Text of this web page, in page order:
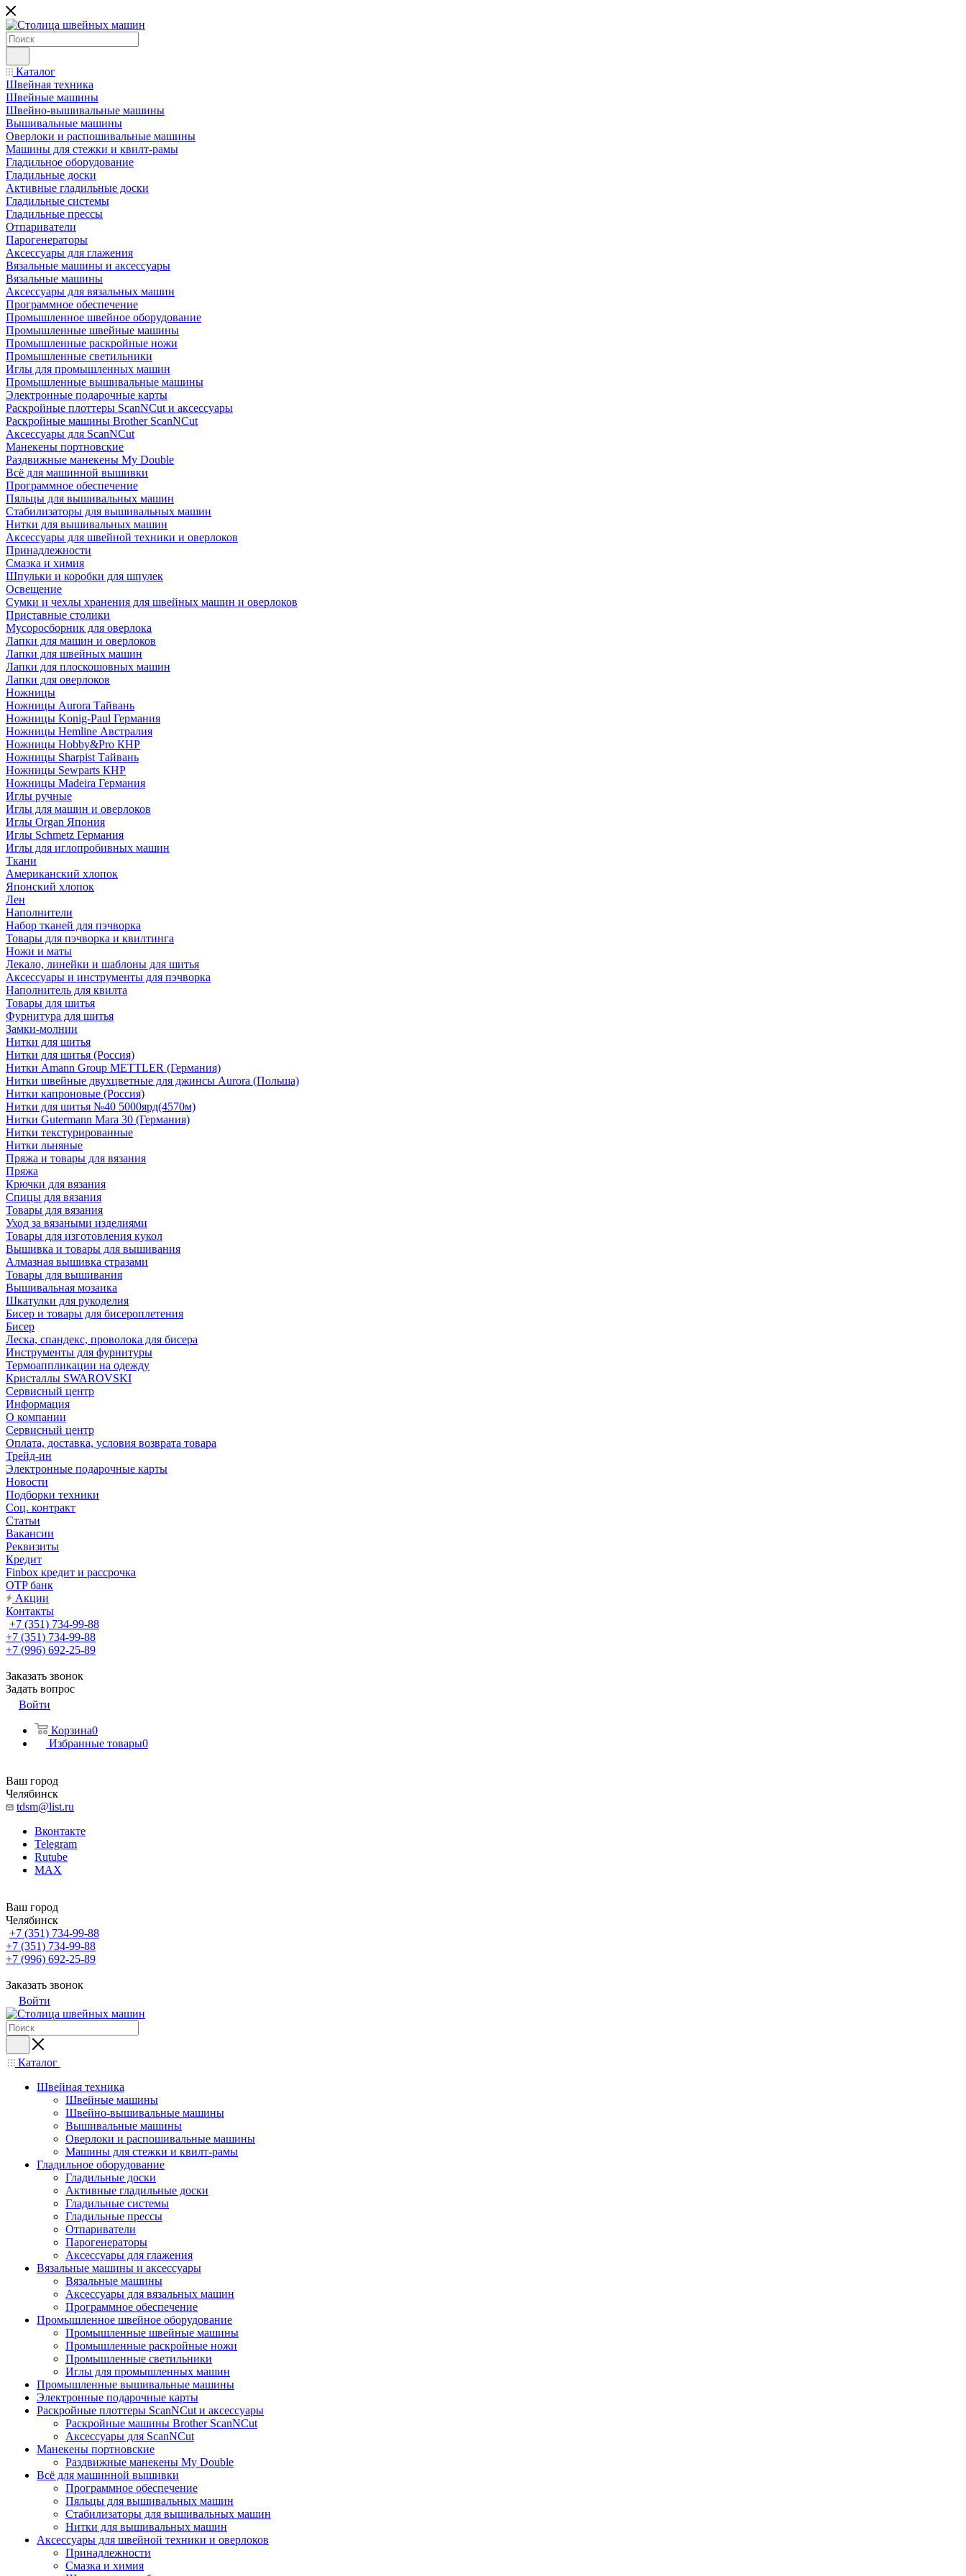
Каталог
Швейная техника
Швейные машины
Швейно-вышивальные машины
Вышивальные машины
Оверлоки и распошивальные машины
Машины для стежки и квилт-рамы
Гладильное оборудование
Гладильные доски
Активные гладильные доски
Гладильные системы
Гладильные прессы
Отпариватели
Парогенераторы
Аксессуары для глажения
Вязальные машины и аксессуары
Вязальные машины
Аксессуары для вязальных машин
Программное обеспечение
Промышленное швейное оборудование
Промышленные швейные машины
Промышленные раскройные ножи
Промышленные светильники
Иглы для промышленных машин
Промышленные вышивальные машины
Электронные подарочные карты
Раскройные плоттеры ScanNCut и аксессуары
Раскройные машины Brother ScanNCut
Аксессуары для ScanNCut
Манекены портновские
Раздвижные манекены My Double
Всё для машинной вышивки
Программное обеспечение
Пяльцы для вышивальных машин
Стабилизаторы для вышивальных машин
Нитки для вышивальных машин
Аксессуары для швейной техники и оверлоков
Принадлежности
Смазка и химия
Шпульки и коробки для шпулек
Освещение
Сумки и чехлы хранения для швейных машин и оверлоков
Приставные столики
Мусоросборник для оверлока
Лапки для машин и оверлоков
Лапки для швейных машин
Лапки для плоскошовных машин
Лапки для оверлоков
Ножницы
Ножницы Aurora Тайвань
Ножницы Konig-Paul Германия
Ножницы Hemline Австралия
Ножницы Hobby&Pro КНР
Ножницы Sharpist Тайвань
Ножницы Sewparts КНР
Ножницы Madeira Германия
Иглы ручные
Иглы для машин и оверлоков
Иглы Organ Япония
Иглы Schmetz Германия
Иглы для иглопробивных машин
Ткани
Американский хлопок
Японский хлопок
Лен
Наполнители
Набор тканей для пэчворка
Товары для пэчворка и квилтинга
Ножи и маты
Лекало, линейки и шаблоны для шитья
Аксессуары и инструменты для пэчворка
Наполнитель для квилта
Товары для шитья
Фурнитура для шитья
Замки-молнии
Нитки для шитья
Нитки для шитья (Россия)
Нитки Amann Group METTLER (Германия)
Нитки швейные двухцветные для джинсы Aurora (Польша)
Нитки капроновые (Россия)
Нитки для шитья №40 5000ярд(4570м)
Нитки Gutermann Mara 30 (Германия)
Нитки текстурированные
Нитки льняные
Пряжа и товары для вязания
Пряжа
Крючки для вязания
Спицы для вязания
Товары для вязания
Уход за вязаными изделиями
Товары для изготовления кукол
Вышивка и товары для вышивания
Алмазная вышивка стразами
Товары для вышивания
Вышивальная мозаика
Шкатулки для рукоделия
Бисер и товары для бисероплетения
Бисер
Леска, спандекс, проволока для бисера
Инструменты для фурнитуры
Термоаппликации на одежду
Кристаллы SWAROVSKI
Сервисный центр
Информация
О компании
Сервисный центр
Оплата, доставка, условия возврата товара
Трейд-ин
Электронные подарочные карты
Новости
Подборки техники
Соц. контракт
Статьи
Вакансии
Реквизиты
Кредит
Finbox кредит и рассрочка
OTP банк
Акции
Контакты
+7 (351) 734-99-88
+7 (351) 734-99-88
+7 (996) 692-25-89
Заказать звонок
Задать вопрос
Войти
Корзина0
Избранные товары0
Ваш город
Челябинск
tdsm@list.ru
Вконтакте
Telegram
Rutube
MAX
Ваш город
Челябинск
+7 (351) 734-99-88
+7 (351) 734-99-88
+7 (996) 692-25-89
Заказать звонок
Войти
Каталог
Швейная техника
Швейные машины
Швейно-вышивальные машины
Вышивальные машины
Оверлоки и распошивальные машины
Машины для стежки и квилт-рамы
Гладильное оборудование
Гладильные доски
Активные гладильные доски
Гладильные системы
Гладильные прессы
Отпариватели
Парогенераторы
Аксессуары для глажения
Вязальные машины и аксессуары
Вязальные машины
Аксессуары для вязальных машин
Программное обеспечение
Промышленное швейное оборудование
Промышленные швейные машины
Промышленные раскройные ножи
Промышленные светильники
Иглы для промышленных машин
Промышленные вышивальные машины
Электронные подарочные карты
Раскройные плоттеры ScanNCut и аксессуары
Раскройные машины Brother ScanNCut
Аксессуары для ScanNCut
Манекены портновские
Раздвижные манекены My Double
Всё для машинной вышивки
Программное обеспечение
Пяльцы для вышивальных машин
Стабилизаторы для вышивальных машин
Нитки для вышивальных машин
Аксессуары для швейной техники и оверлоков
Принадлежности
Смазка и химия